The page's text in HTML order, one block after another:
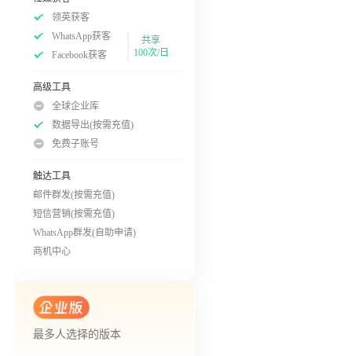
领英获客
WhatsApp获客
Facebook获客
共享
100次/日
高级工具
全球企业库
数据导出(按需充值)
免费子账号
触达工具
邮件群发(按需充值)
短信营销(按需充值)
WhatsApp群发(自助申请)
商机中心
最多人选择的版本